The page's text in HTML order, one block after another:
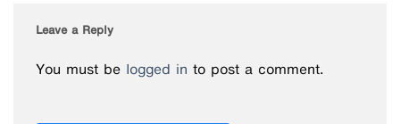
Leave a Reply
You must be logged in to post a comment.